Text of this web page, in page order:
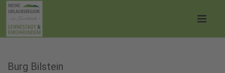
Burg Bilstein